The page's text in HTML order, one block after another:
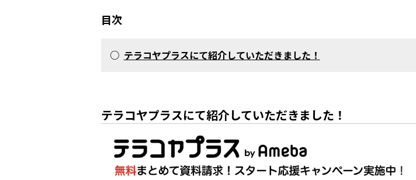
目次
○ テラコヤプラスにて紹介していただきました！
テラコヤプラスにて紹介していただきました！